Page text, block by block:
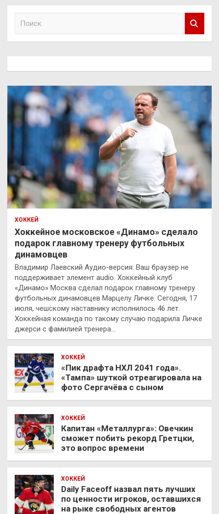
ХОККЕЙ
Хоккейное московское «Динамо» сделало
подарок главному тренеру футбольных
динамовцев
Владимир Лаевский Аудио-версия: Ваш браузер не
поддерживает элемент audio. Хоккейный клуб
«Динамо» Москва сделал подарок главному тренеру
футбольных динамовцев Марцелу Личке. Сегодня, 17
июля, чешскому наставнику исполнилось 46 лет.
Хоккейная команда по такому случаю подарила Личке
джерси с фамилией тренера…
ХОККЕЙ
«Пик драфта НХЛ 2041 года».
«Тампа» шуткой отреагировала на
фото Сергачёва с сыном
ХОККЕЙ
Капитан «Металлурга»: Овечкин
сможет побить рекорд Гретцки,
это вопрос времени
ХОККЕЙ
Daily Faceoff назвал пять лучших
по ценности игроков, оставшихся
на рыке свободных агентов